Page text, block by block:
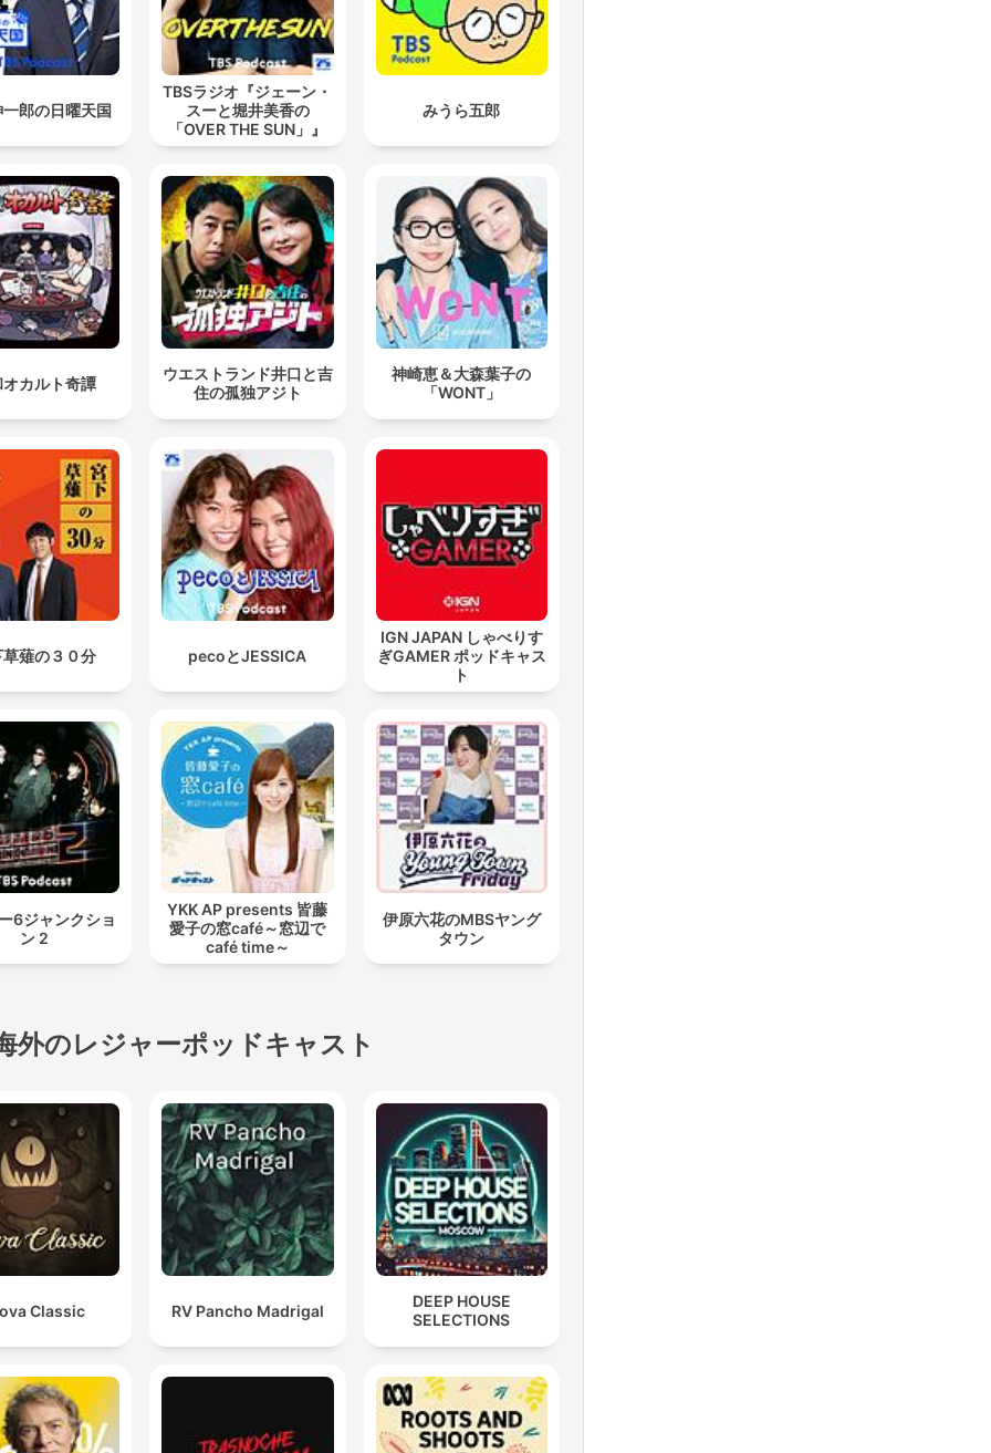
郎の日曜天国
TBSラジオ『ジェーン・
スーと堀井美香の
「OVER THE SUN」』
みうら五郎
カルト奇譚
ウエストランド井口と吉
住の孤独アジト
神崎恵＆大森葉子の
「WONT」
薙の３０分 pecoとJESSICA
IGN JAPAN しゃべりす
ぎGAMER ポッドキャス
ト
6ジャンクショ
ン 2
YKK AP presents 皆藤
愛子の窓café～窓辺で
café time～
伊原六花のMBSヤング
タウン
外のレジャーポッドキャスト
Classic RV Pancho Madrigal
DEEP HOUSE
SELECTIONS